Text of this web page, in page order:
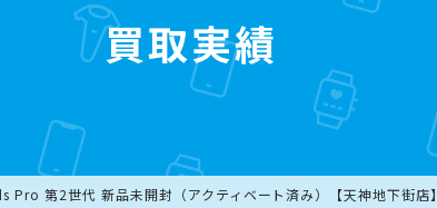
買取実績
Pro 第2世代 新品未開封（アクティベート済み）【天神地下街店】